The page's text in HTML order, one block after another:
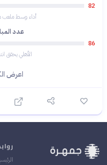
82
أداء وسط ملعب
عدد
86
الأهلي يحقق
اعرض